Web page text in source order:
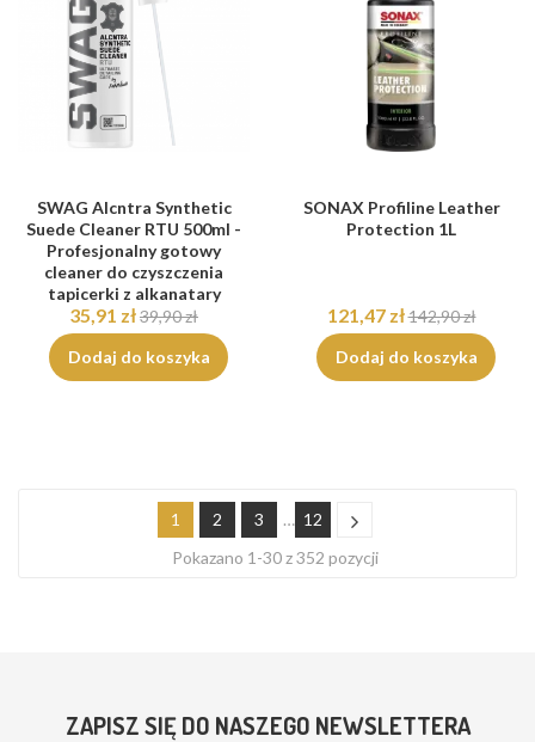
SWAG Alcntra Synthetic
Suede Cleaner RTU 500ml -
Profesjonalny gotowy
cleaner do czyszczenia
tapicerki z alkanatary
35,91 zł39,90 zł
Dodaj do koszyka
SONAX Profiline Leather
Protection 1L
121,47 zł142,90 zł
Dodaj do koszyka
1 2 3 … 12
Pokazano 1-30 z 352 pozycji
ZAPISZ SIĘ DO NASZEGO NEWSLETTERA